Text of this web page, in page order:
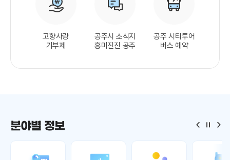
고향사랑
기부제
공주시 소식지
흥미진진 공주
공주 시티투어
버스 예약
분야별 정보